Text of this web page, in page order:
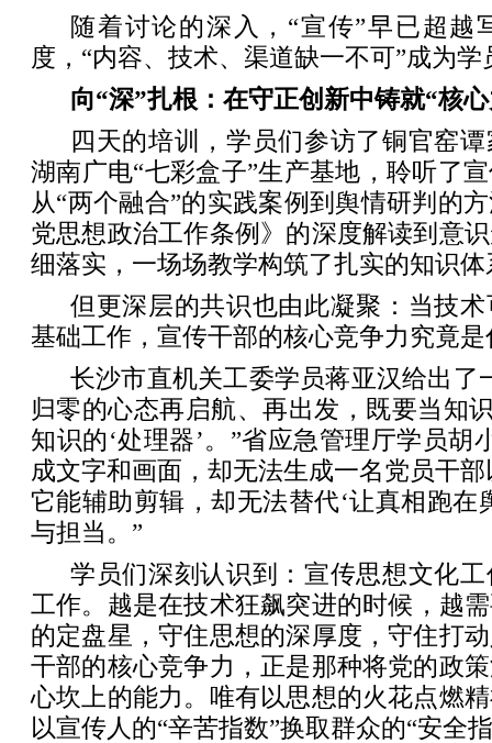
随着讨论的深入，“宣传”早已超越
度，“内容、技术、渠道缺一不可”成为
向“深”扎根：在守正创新中铸就“核
四天的培训，学员们参访了铜官窑
湖南广电“七彩盒子”生产基地，聆听了
从“两个融合”的实践案例到舆情研判的
党思想政治工作条例》的深度解读到意
细落实，一场场教学构筑了扎实的知识体
但更深层的共识也由此凝聚：当技
基础工作，宣传干部的核心竞争力究竟是
长沙市直机关工委学员蒋亚汉给出了
归零的心态再启航、再出发，既要当知
知识的‘处理器’。”省应急管理厅学员胡
成文字和画面，却无法生成一名党员干
它能辅助剪辑，却无法替代‘让真相跑在
与担当。”
学员们深刻认识到：宣传思想文化
工作。越是在技术狂飙突进的时候，越
的定盘星，守住思想的深厚度，守住打
干部的核心竞争力，正是那种将党的政
心坎上的能力。唯有以思想的火花点燃
以宣传人的“辛苦指数”换取群众的“安全